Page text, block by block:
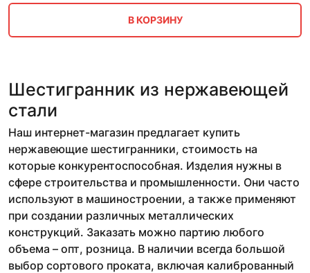
В КОРЗИНУ
Шестигранник из нержавеющей
стали
Наш интернет-магазин предлагает купить
нержавеющие шестигранники, стоимость на
которые конкурентоспособная. Изделия нужны в
сфере строительства и промышленности. Они часто
используют в машиностроении, а также применяют
при создании различных металлических
конструкций. Заказать можно партию любого
объема – опт, розница. В наличии всегда большой
выбор сортового проката, включая калиброванный